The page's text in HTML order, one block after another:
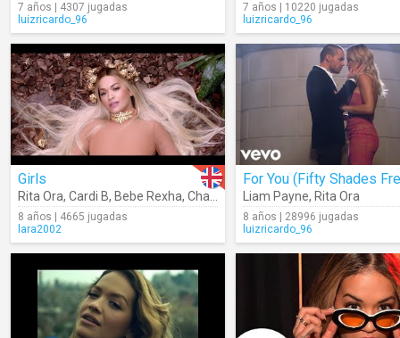
7 años | 4307 jugadas
luizricardo_96
7 años | 10220 jugadas
luizricardo_96
Girls
Rita Ora, Cardi B, Bebe Rexha, Charli XCX
8 años | 4665 jugadas
lara2002
For You (Fifty Shades
Liam Payne, Rita Ora
8 años | 28996 jugadas
luizricardo_96